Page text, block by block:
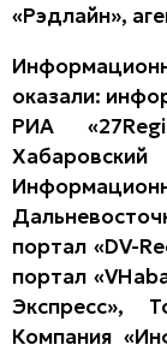
«Рэдлайн»,
оказали:
РИА
портал «DV-
портал
Экспресс»,
Компания